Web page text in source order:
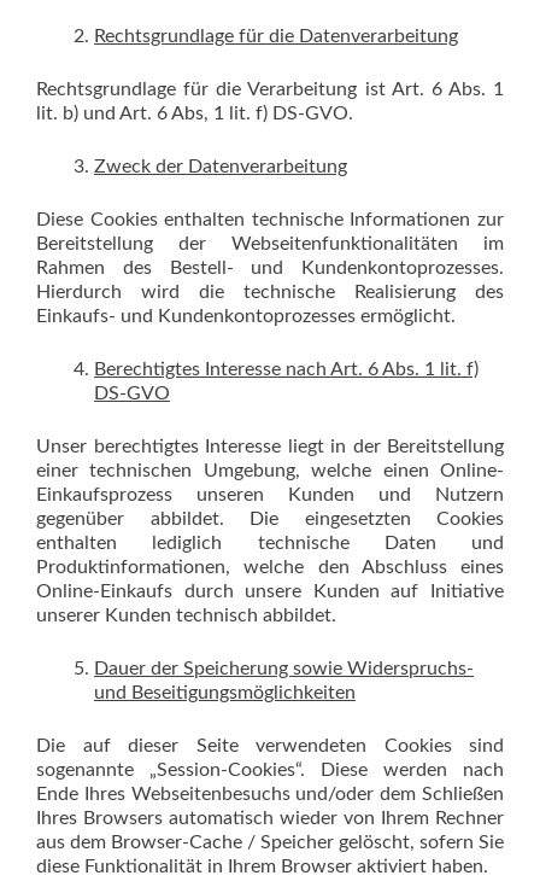
Rechtsgrundlage für die Datenverarbeitung
Rechtsgrundlage für die Verarbeitung ist Art. 6 Abs. 1
lit. b) und Art. 6 Abs, 1 lit. f) DS-GVO.
Zweck der Datenverarbeitung
Diese Cookies enthalten technische Informationen zur
Bereitstellung der Webseitenfunktionalitäten im
Rahmen des Bestell- und Kundenkontoprozesses.
Hierdurch wird die technische Realisierung des
Einkaufs- und Kundenkontoprozesses ermöglicht.
Berechtigtes Interesse nach Art. 6 Abs. 1 lit. f)
DS-GVO
Unser berechtigtes Interesse liegt in der Bereitstellung
einer technischen Umgebung, welche einen Online-
Einkaufsprozess unseren Kunden und Nutzern
gegenüber abbildet. Die eingesetzten Cookies
enthalten lediglich technische Daten und
Produktinformationen, welche den Abschluss eines
Online-Einkaufs durch unsere Kunden auf Initiative
unserer Kunden technisch abbildet.
Dauer der Speicherung sowie Widerspruchs-
und Beseitigungsmöglichkeiten
Die auf dieser Seite verwendeten Cookies sind
sogenannte „Session-Cookies“. Diese werden nach
Ende Ihres Webseitenbesuchs und/oder dem Schließen
Ihres Browsers automatisch wieder von Ihrem Rechner
aus dem Browser-Cache / Speicher gelöscht, sofern Sie
diese Funktionalität in Ihrem Browser aktiviert haben.